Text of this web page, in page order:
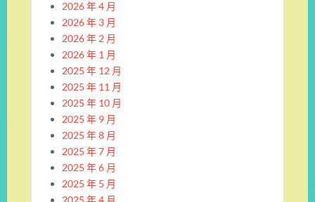
2026 年 4 月
2026 年 3 月
2026 年 2 月
2026 年 1 月
2025 年 12 月
2025 年 11 月
2025 年 10 月
2025 年 9 月
2025 年 8 月
2025 年 7 月
2025 年 6 月
2025 年 5 月
2025 年 4 月